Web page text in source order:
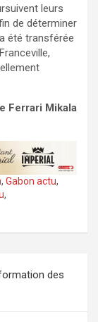
leurs
de déterminer
été transférée
Ferrari Mikala
, Gabon actu,
,
des